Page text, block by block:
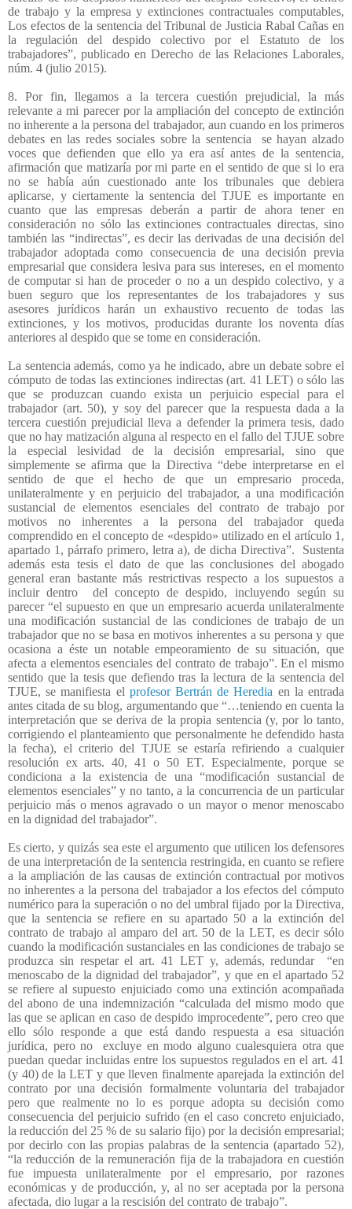
de trabajo y la empresa y extinciones contractuales computables,
Los efectos de la sentencia del Tribunal de Justicia Rabal Cañas en
la regulación del despido colectivo por el Estatuto de los
trabajadores”, publicado en Derecho de las Relaciones Laborales,
núm. 4 (julio 2015).
8. Por fin, llegamos a la tercera cuestión prejudicial, la más
relevante a mi parecer por la ampliación del concepto de extinción
no inherente a la persona del trabajador, aun cuando en los primeros
debates en las redes sociales sobre la sentencia
se hayan alzado
voces que defienden que ello ya era así antes de la sentencia,
afirmación que matizaría por mi parte en el sentido de que si lo era
no se había aún cuestionado ante los tribunales que debiera
aplicarse, y ciertamente la sentencia del TJUE es importante en
cuanto que las empresas deberán a partir de ahora tener en
consideración no sólo las extinciones contractuales directas, sino
también las “indirectas”, es decir las derivadas de una decisión del
trabajador adoptada como consecuencia de una decisión previa
empresarial que considera lesiva para sus intereses, en el momento
de computar si han de proceder o no a un despido colectivo, y a
buen seguro que los representantes de los trabajadores y sus
asesores jurídicos harán un exhaustivo recuento de todas las
extinciones, y los motivos, producidas durante los noventa días
anteriores al despido que se tome en consideración.
La sentencia además, como ya he indicado, abre un debate sobre el
cómputo de todas las extinciones indirectas (art. 41 LET) o sólo las
que se produzcan cuando exista un perjuicio especial para el
trabajador (art. 50), y soy del parecer que la respuesta dada a la
tercera cuestión prejudicial lleva a defender la primera tesis, dado
que no hay matización alguna al respecto en el fallo del TJUE sobre
la especial lesividad de la decisión empresarial, sino que
simplemente se afirma que la Directiva “debe interpretarse en el
sentido de que el hecho de que un empresario proceda,
unilateralmente y en perjuicio del trabajador, a una modificación
sustancial de elementos esenciales del contrato de trabajo por
motivos no inherentes a la persona del trabajador queda
comprendido en el concepto de «despido» utilizado en el artículo 1,
apartado 1, párrafo primero, letra a), de dicha Directiva”.
Sustenta
además esta tesis el dato de que las conclusiones del abogado
general eran bastante más restrictivas respecto a los supuestos a
incluir dentro
del concepto de despido, incluyendo según su
parecer “el supuesto en que un empresario acuerda unilateralmente
una modificación sustancial de las condiciones de trabajo de un
trabajador que no se basa en motivos inherentes a su persona y que
ocasiona a éste un notable empeoramiento de su situación, que
afecta a elementos esenciales del contrato de trabajo”. En el mismo
sentido que la tesis que defiendo tras la lectura de la sentencia del
TJUE, se manifiesta el profesor Bertrán de Heredia en la entrada
antes citada de su blog, argumentando que “…teniendo en cuenta la
interpretación que se deriva de la propia sentencia (y, por lo tanto,
corrigiendo el planteamiento que personalmente he defendido hasta
la fecha), el criterio del TJUE se estaría refiriendo a cualquier
resolución ex arts. 40, 41 o 50 ET. Especialmente, porque se
condiciona a la existencia de una “modificación sustancial de
elementos esenciales” y no tanto, a la concurrencia de un particular
perjuicio más o menos agravado o un mayor o menor menoscabo
en la dignidad del trabajador”.
Es cierto, y quizás sea este el argumento que utilicen los defensores
de una interpretación de la sentencia restringida, en cuanto se refiere
a la ampliación de las causas de extinción contractual por motivos
no inherentes a la persona del trabajador a los efectos del cómputo
numérico para la superación o no del umbral fijado por la Directiva,
que la sentencia se refiere en su apartado 50 a la extinción del
contrato de trabajo al amparo del art. 50 de la LET, es decir sólo
cuando la modificación sustanciales en las condiciones de trabajo se
produzca sin respetar el art. 41 LET y, además, redundar
“en
menoscabo de la dignidad del trabajador”, y que en el apartado 52
se refiere al supuesto enjuiciado como una extinción acompañada
del abono de una indemnización “calculada del mismo modo que
las que se aplican en caso de despido improcedente”, pero creo que
ello sólo responde a que está dando respuesta a esa situación
jurídica, pero no
excluye en modo alguno cualesquiera otra que
puedan quedar incluidas entre los supuestos regulados en el art. 41
(y 40) de la LET y que lleven finalmente aparejada la extinción del
contrato por una decisión formalmente voluntaria del trabajador
pero que realmente no lo es porque adopta su decisión como
consecuencia del perjuicio sufrido (en el caso concreto enjuiciado,
la reducción del 25 % de su salario fijo) por la decisión empresarial;
por decirlo con las propias palabras de la sentencia (apartado 52),
“la reducción de la remuneración fija de la trabajadora en cuestión
fue impuesta unilateralmente por el empresario, por razones
económicas y de producción, y, al no ser aceptada por la persona
afectada, dio lugar a la rescisión del contrato de trabajo”.